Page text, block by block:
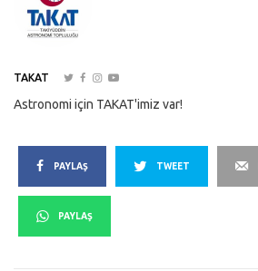
TAKAT
Astronomi için TAKAT'imiz var!
PAYLAŞ TWEET
PAYLAŞ